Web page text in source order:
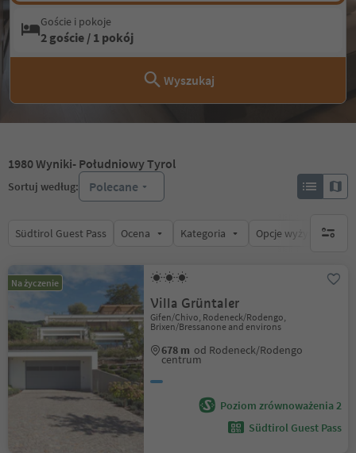
Goście i pokoje
2 goście / 1 pokój
Wyszukaj
1980Wyniki- Południowy Tyrol
Sortuj według: Polecane
Südtirol Guest Pass Ocena Kategoria Opcje wyżywieniabrak
Na życzenie
Villa Grüntaler
Gifen/Chivo, Rodeneck/Rodengo,
Brixen/Bressanone and environs
678 m od Rodeneck/Rodengo
centrum
Poziom zrównoważenia 2
Südtirol Guest Pass